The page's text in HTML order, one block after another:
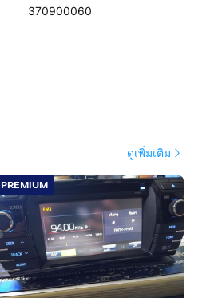
370900060
ดูเพิ่มเติม
PREMIUM